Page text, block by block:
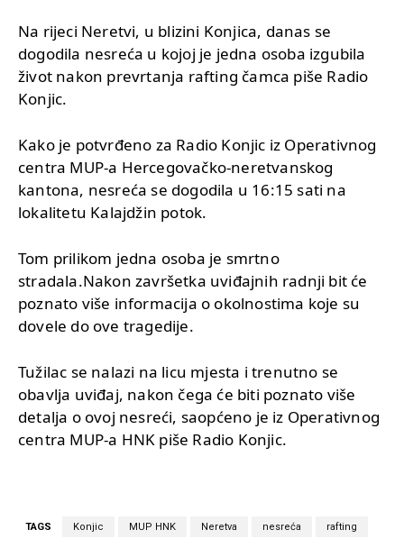
Na rijeci Neretvi, u blizini Konjica, danas se
dogodila nesreća u kojoj je jedna osoba izgubila
život nakon prevrtanja rafting čamca piše Radio
Konjic.
Kako je potvrđeno za Radio Konjic iz Operativnog
centra MUP-a Hercegovačko-neretvanskog
kantona, nesreća se dogodila u 16:15 sati na
lokalitetu Kalajdžin potok.
Tom prilikom jedna osoba je smrtno
stradala.Nakon završetka uviđajnih radnji bit će
poznato više informacija o okolnostima koje su
dovele do ove tragedije.
Tužilac se nalazi na licu mjesta i trenutno se
obavlja uviđaj, nakon čega će biti poznato više
detalja o ovoj nesreći, saopćeno je iz Operativnog
centra MUP-a HNK piše Radio Konjic.
TAGS Konjic MUP HNK Neretva nesreća rafting